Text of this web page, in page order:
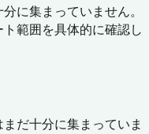
に集まっていません。
範囲を具体的に確認し
だ十分に集まっていま